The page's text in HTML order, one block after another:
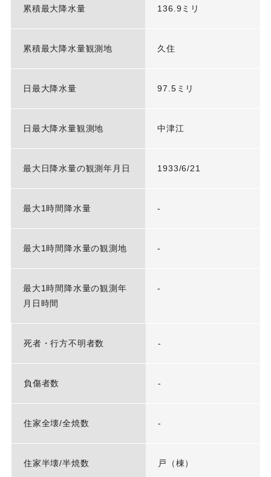
累積最大降水量 136.9ミリ
累積最大降水量観測地 久住
日最大降水量 97.5ミリ
日最大降水量観測地 中津江
最大日降水量の観測年月日 1933/6/21
最大1時間降水量 -
最大1時間降水量の観測地 -
最大1時間降水量の観測年
月日時間
-
死者・行方不明者数 -
負傷者数 -
住家全壊/全焼数 -
住家半壊/半焼数 戸（棟）